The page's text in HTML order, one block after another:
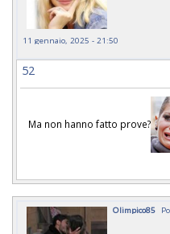
11 gennaio, 2025 - 21:50
52
Ma non hanno fatto prove?
Olimpico85